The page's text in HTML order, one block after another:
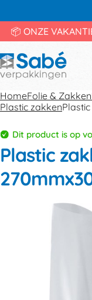
📦 ONZE
HomeFolie & Zakken
Plastic zakken
Dit product is op
Plastic